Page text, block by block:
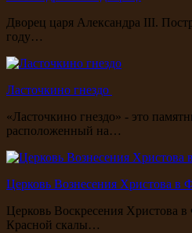
Дворец царя Александра III.
году…
Ласточкино гнездо
«Ласточкино гнездо» - это
расположенный на…
Церковь Вознесения Христова в
Церковь Воскресения Христова
Красной скалы…